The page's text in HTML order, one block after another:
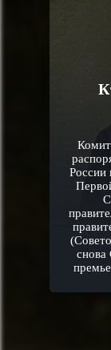
России
снова